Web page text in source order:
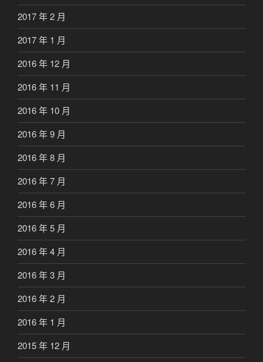
2017 年 2 月
2017 年 1 月
2016 年 12 月
2016 年 11 月
2016 年 10 月
2016 年 9 月
2016 年 8 月
2016 年 7 月
2016 年 6 月
2016 年 5 月
2016 年 4 月
2016 年 3 月
2016 年 2 月
2016 年 1 月
2015 年 12 月